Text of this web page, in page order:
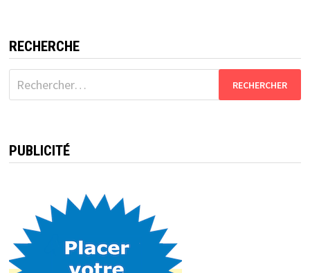
RECHERCHE
Rechercher :
PUBLICITÉ